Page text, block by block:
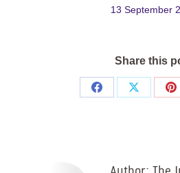
13 September
Share this
Share
Share